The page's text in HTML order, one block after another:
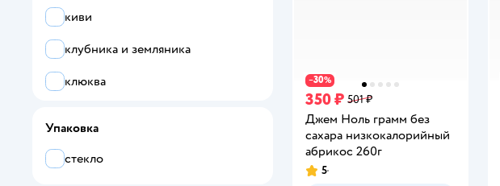
−30%
350 ₽ 501 ₽
Джем Ноль грамм без
сахара низкокалорийный
абрикос 260г
Рейтинг:
5
киви
клубника и земляника
клюква
Упаковка
стекло